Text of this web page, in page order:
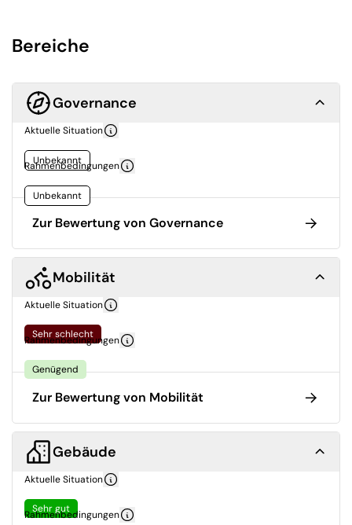
Bereiche
Governance
Aktuelle Situation
Unbekannt
Rahmenbedingungen
Unbekannt
Zur Bewertung von Governance
Mobilität
Aktuelle Situation
Sehr schlecht
Rahmenbedingungen
Genügend
Zur Bewertung von Mobilität
Gebäude
Aktuelle Situation
Sehr gut
Rahmenbedingungen